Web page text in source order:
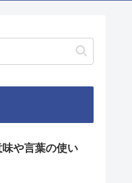
味や言葉の使い